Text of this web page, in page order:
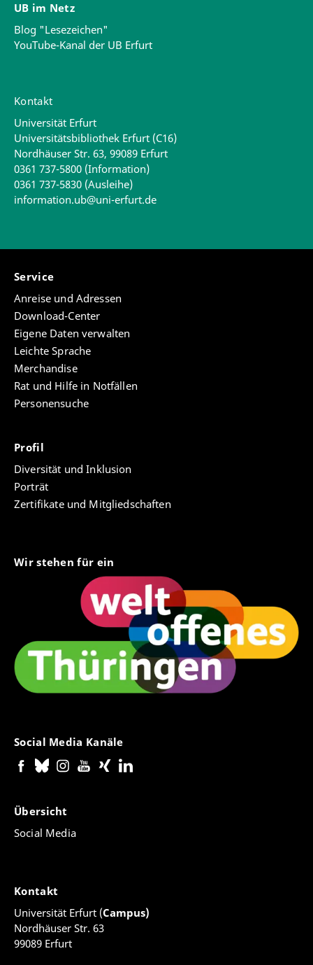
UB im Netz
Blog "Lesezeichen"
YouTube-Kanal der UB Erfurt
Kontakt
Universität Erfurt
Universitätsbibliothek Erfurt (C16)
Nordhäuser Str. 63, 99089 Erfurt
0361 737-5800 (Information)
0361 737-5830 (Ausleihe)
information.ub@uni-erfurt.de
Service
Anreise und Adressen
Download-Center
Eigene Daten verwalten
Leichte Sprache
Merchandise
Rat und Hilfe in Notfällen
Personensuche
Profil
Diversität und Inklusion
Porträt
Zertifikate und Mitgliedschaften
Wir stehen für ein
Social Media Kanäle
Übersicht
Social Media
Kontakt
Universität Erfurt (Campus)
Nordhäuser Str. 63
99089 Erfurt